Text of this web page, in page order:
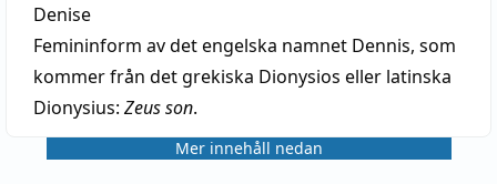
Denise
Femininform av det engelska namnet Dennis, som
kommer från det grekiska Dionysios eller latinska
Dionysius: Zeus son.
Mer innehåll nedan